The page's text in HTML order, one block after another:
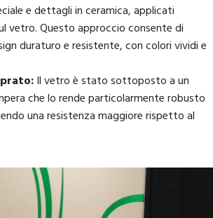
e dettagli in ceramica, applicati
vetro. Questo approccio consente di
duraturo e resistente, con colori vividi e
Il vetro è stato sottoposto a un
che lo rende particolarmente robusto
una resistenza maggiore rispetto al